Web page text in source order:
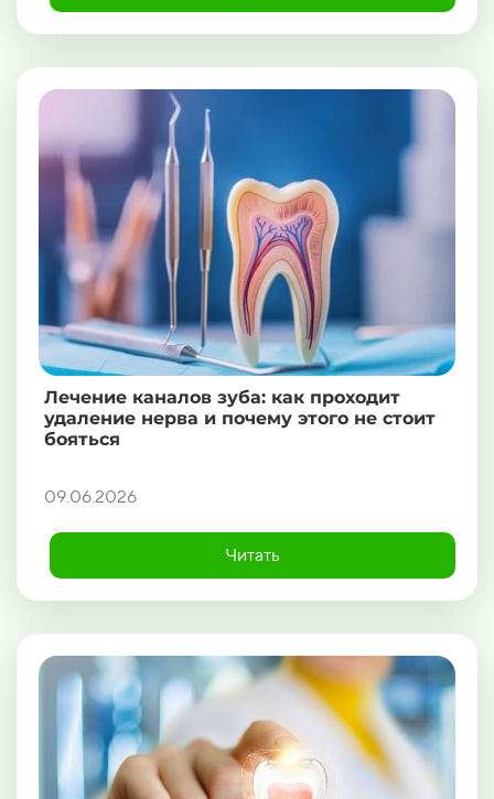
Лечение каналов зуба: как проходит
удаление нерва и почему этого не стоит
бояться
09.06.2026
Читать